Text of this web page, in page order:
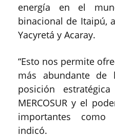
energía en el
binacional de Itaipú,
Yacyretá y Acaray.
“Esto nos permite
más abundante
posición
MERCOSUR y el
importantes como
indicó.